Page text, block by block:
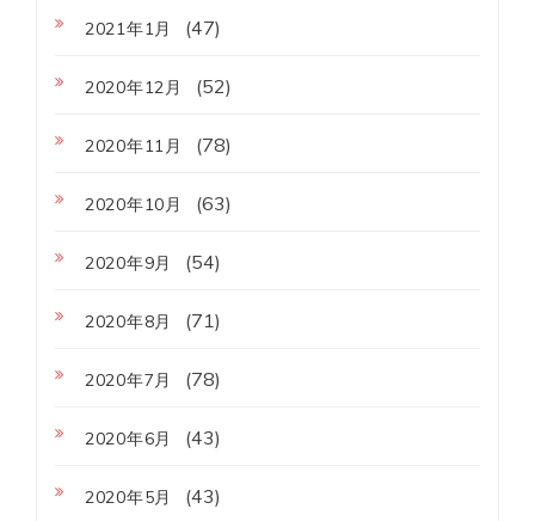
2021年1月 (47)
2020年12月 (52)
2020年11月 (78)
2020年10月 (63)
2020年9月 (54)
2020年8月 (71)
2020年7月 (78)
2020年6月 (43)
2020年5月 (43)